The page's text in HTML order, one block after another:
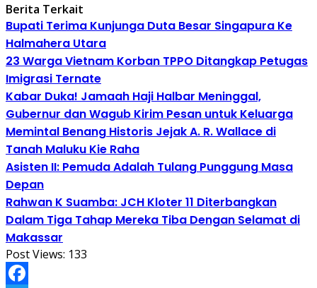
Berita Terkait
Bupati Terima Kunjunga Duta Besar Singapura Ke
Halmahera Utara
23 Warga Vietnam Korban TPPO Ditangkap Petugas
Imigrasi Ternate
Kabar Duka! Jamaah Haji Halbar Meninggal,
Gubernur dan Wagub Kirim Pesan untuk Keluarga
Memintal Benang Historis Jejak A. R. Wallace di
Tanah Maluku Kie Raha
Asisten II: Pemuda Adalah Tulang Punggung Masa
Depan
Rahwan K Suamba: JCH Kloter 11 Diterbangkan
Dalam Tiga Tahap Mereka Tiba Dengan Selamat di
Makassar
Post Views: 133